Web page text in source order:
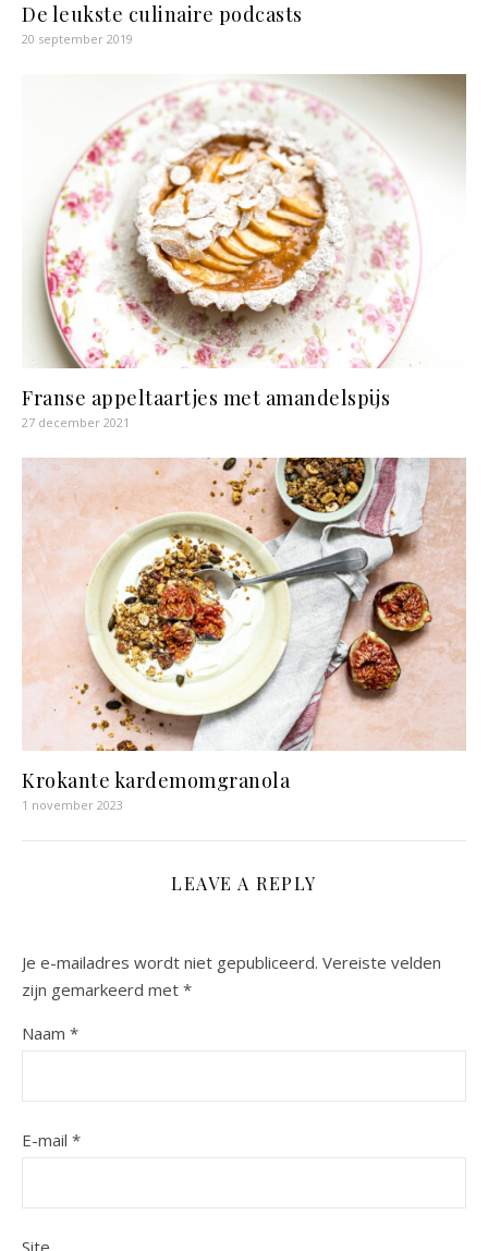
De leukste culinaire podcasts
20 september 2019
Franse appeltaartjes met amandelspijs
27 december 2021
Krokante kardemomgranola
1 november 2023
LEAVE A REPLY
Je e-mailadres wordt niet gepubliceerd. Vereiste velden
zijn gemarkeerd met *
Naam *
E-mail *
Site